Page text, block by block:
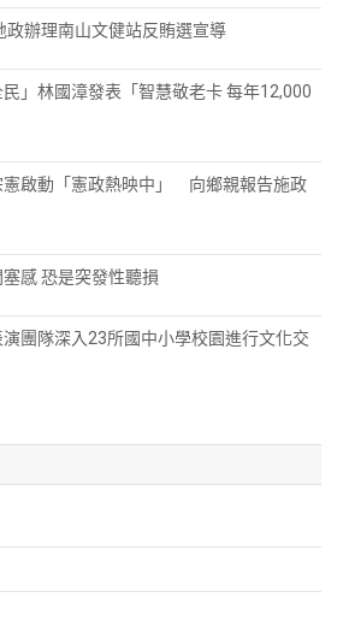
政辦理南山文健站反賄選宣導
民」林國漳發表「智慧敬老卡 每年12,000
憲啟動「憲政熱映中」 向鄉親報告施政
感 恐是突發性聽損
團隊深入23所國中小學校園進行文化交